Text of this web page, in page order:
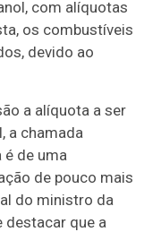
com alíquotas
os combustíveis
devido ao
a alíquota a ser
a chamada
é de uma
de pouco mais
do ministro da
destacar que a